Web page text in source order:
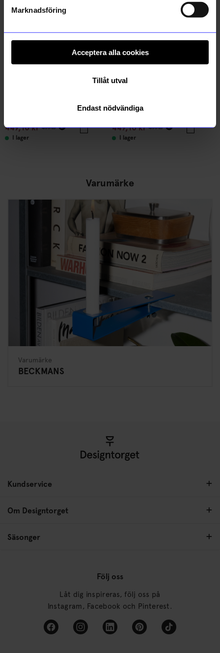
Marknadsföring
Acceptera alla cookies
Tillåt utval
Endast nödvändiga
10%
449,10kr 499kr
I lager
Sparv accessories
449,10kr 499kr
I lager
Varumärke
Varumärke
BECKMANS
Kundservice
Om Designtorget
Säsonger
Följ oss
Låt dig inspireras, följ oss på
Instagram, Facebook och Pinterest.